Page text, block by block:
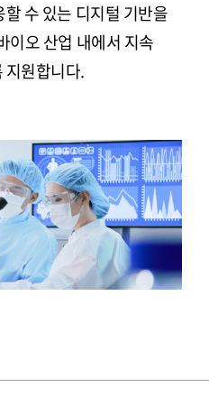
수 있는 디지털 기반을
이오 산업 내에서 지속
지원합니다.